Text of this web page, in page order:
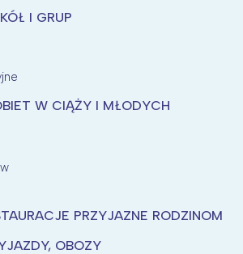
I GRUP
W CIĄŻY I MŁODYCH
PRZYJAZNE RODZINOM
OBOZY